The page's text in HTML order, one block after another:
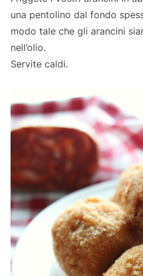
una pentolino dal fondo
modo tale che gli arancini
nell’olio.
Servite caldi.